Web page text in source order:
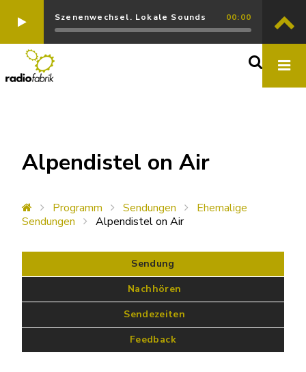
Szenenwechsel. Lokale Sounds 00:00
Alpendistel on Air
Programm Sendungen
Ehemalige
Sendungen
Alpendistel on Air
Sendung
Nachhören
Sendezeiten
Feedback